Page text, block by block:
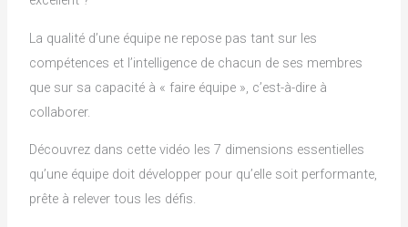
La qualité d’une équipe ne repose pas tant sur les
compétences et l’intelligence de chacun de ses membres
que sur sa capacité à « faire équipe », c’est-à-dire à
collaborer.
Découvrez dans cette vidéo les 7 dimensions essentielles
qu’une équipe doit développer pour qu’elle soit performante,
prête à relever tous les défis.